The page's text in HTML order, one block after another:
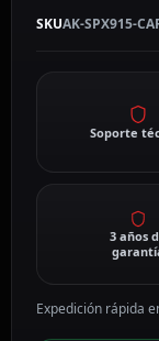
SKUAK-SPX915-
Soporte
3 años
Expedición rápida